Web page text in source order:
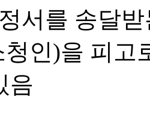
서를 송달
인)을 피고
음